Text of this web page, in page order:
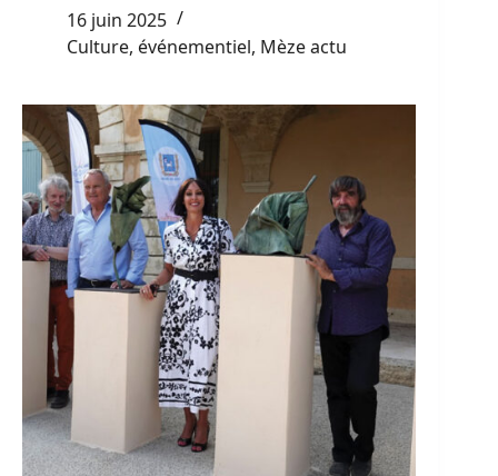
16 juin 2025
Culture, événementiel, Mèze actu